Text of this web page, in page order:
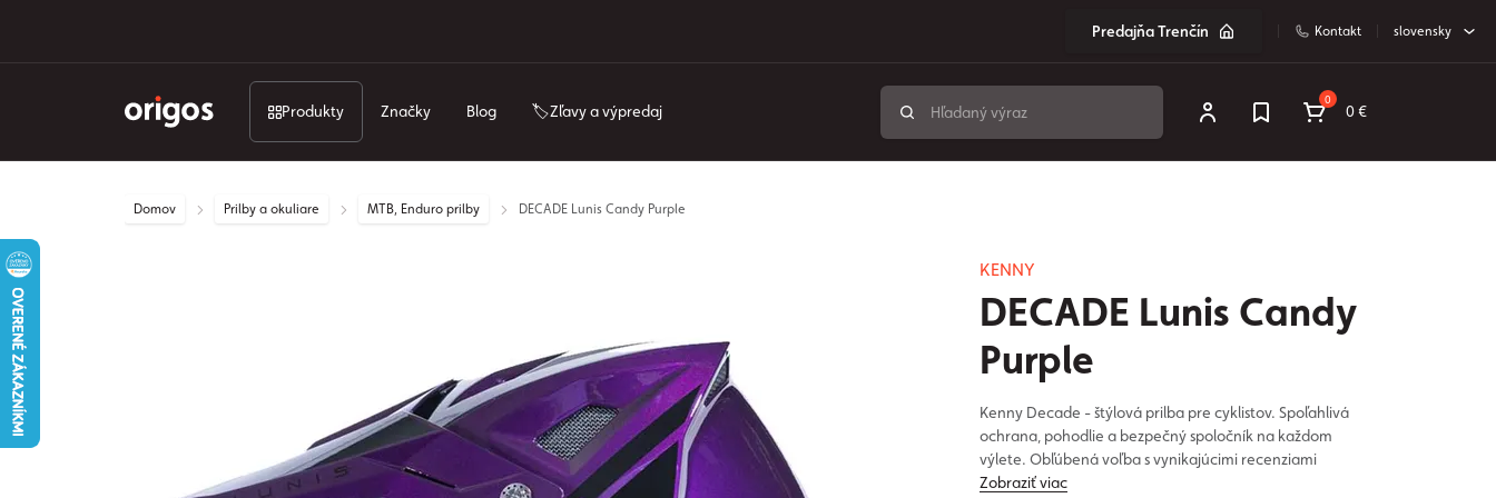
Predajňa Trenčín Kontakt slovensky
Produkty Značky Blog 🏷️Zľavy a výpredaj
0
0 €
Domov Prilby a okuliare MTB, Enduro prilby DECADE Lunis Candy Purple
KENNY
DECADE Lunis Candy
Purple
Kenny Decade - štýlová prilba pre cyklistov. Spoľahlivá
ochrana, pohodlie a bezpečný spoločník na každom
výlete. Obľúbená voľba s vynikajúcimi recenziami
Zobraziť viac